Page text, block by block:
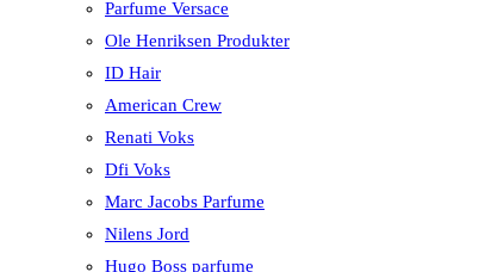
Parfume Versace
Ole Henriksen Produkter
ID Hair
American Crew
Renati Voks
Dfi Voks
Marc Jacobs Parfume
Nilens Jord
Hugo Boss parfume